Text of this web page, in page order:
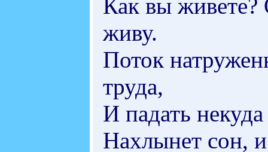
Как вы живете?
живу.
Поток
труда,
И падать
Нахлынет сон,